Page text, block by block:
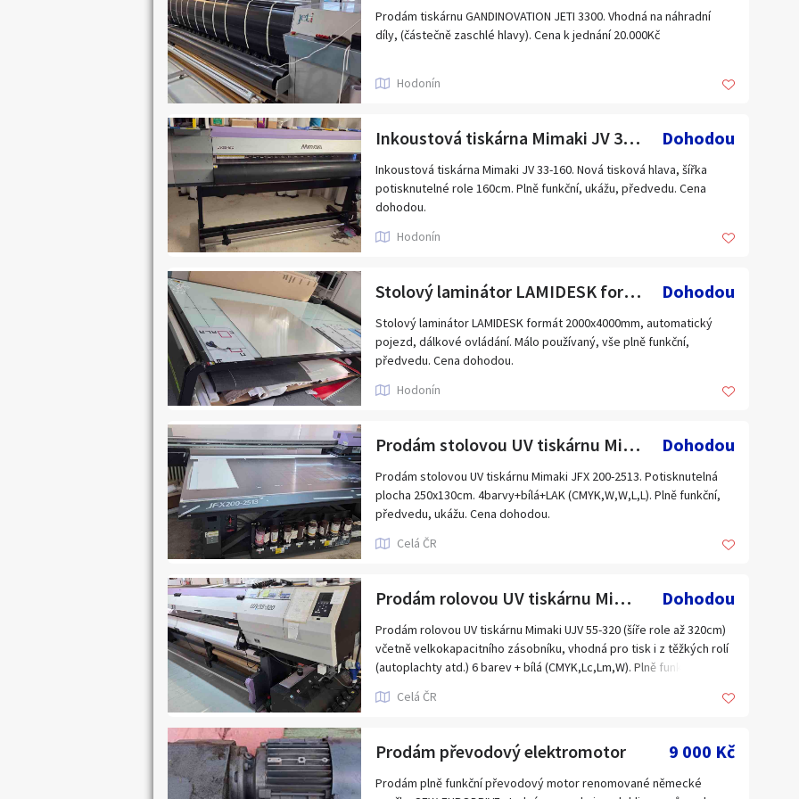
tel. 722 166 267
Můžete volat kdykoliv.
Prodám tiskárnu GANDINOVATION JETI 3300. Vhodná na náhradní
díly, (částečně zaschlé hlavy). Cena k jednání 20.000Kč
Hodonín
Inkoustová tiskárna Mimaki JV 33-160. Nová tisková hlava. Dohodou
Inkoustová tiskárna Mimaki JV 33-160. Nová tisková hlava, šířka
potisknutelné role 160cm. Plně funkční, ukážu, předvedu. Cena
dohodou.
Hodonín
Stolový laminátor LAMIDESK formát 2000x4000mm,autom.pojezd Dohodou
Stolový laminátor LAMIDESK formát 2000x4000mm, automatický
pojezd, dálkové ovládání. Málo používaný, vše plně funkční,
předvedu. Cena dohodou.
Hodonín
Prodám stolovou UV tiskárnu Mimaki JFX 200-2513 Dohodou
Prodám stolovou UV tiskárnu Mimaki JFX 200-2513. Potisknutelná
plocha 250x130cm. 4barvy+bílá+LAK (CMYK,W,W,L,L). Plně funkční,
předvedu, ukážu. Cena dohodou.
Celá ČR
Prodám rolovou UV tiskárnu Mimaki UJV 55-320 Dohodou
Prodám rolovou UV tiskárnu Mimaki UJV 55-320 (šíře role až 320cm)
včetně velkokapacitního zásobníku, vhodná pro tisk i z těžkých rolí
(autoplachty atd.) 6 barev + bílá (CMYK,Lc,Lm,W). Plně funkční.
Celá ČR
Prodám převodový elektromotor 9 000 Kč
Prodám plně funkční převodový motor renomované německé